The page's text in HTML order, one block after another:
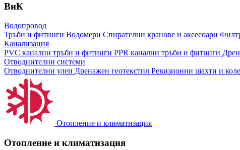
ВиК
Водопровод
Тръби и фитинги Водомери Спирателни кранове и аксесоари
Канализация
PVC канални тръби и фитинги PPR канални тръби и фитинги
Отводнителни системи
Отводнителни улеи Дренажен геотекстил Ревизионни шахти и
Отопление и климатизация
Отопление и климатизация